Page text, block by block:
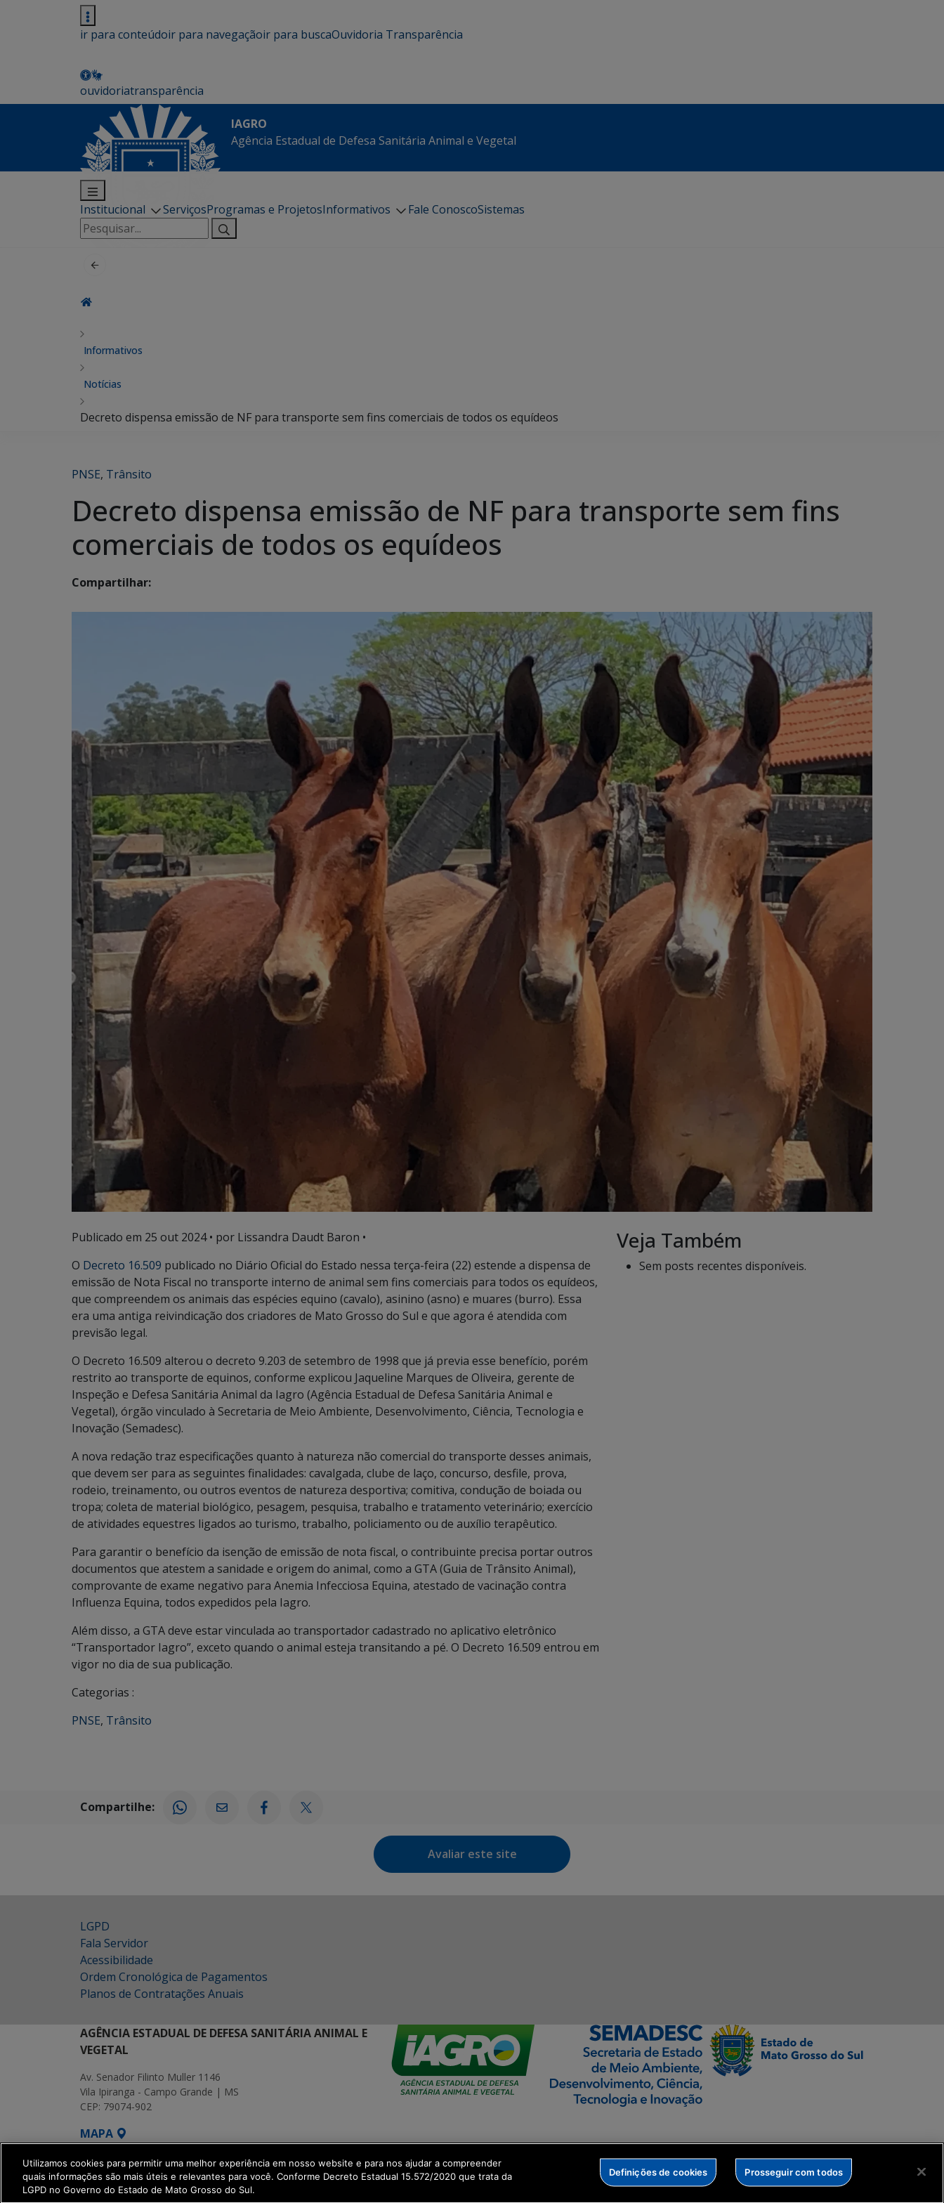
ir para conteúdoir para navegaçãoir para buscaOuvidoria Transparência
ouvidoriatransparência
IAGRO
Agência Estadual de Defesa Sanitária Animal e Vegetal
Institucional ServiçosProgramas e ProjetosInformativos Fale ConoscoSistemas
Pesquisar
por:
Informativos
Notícias
Decreto dispensa emissão de NF para transporte sem fins comerciais de todos os equídeos
PNSE, Trânsito
Decreto dispensa emissão de NF para transporte sem fins
comerciais de todos os equídeos
Compartilhar:
Publicado em 25 out 2024• por Lissandra Daudt Baron •
O Decreto 16.509 publicado no Diário Oficial do Estado nessa terça-feira (22) estende a dispensa de
emissão de Nota Fiscal no transporte interno de animal sem fins comerciais para todos os equídeos,
que compreendem os animais das espécies equino (cavalo), asinino (asno) e muares (burro). Essa
era uma antiga reivindicação dos criadores de Mato Grosso do Sul e que agora é atendida com
previsão legal.
O Decreto 16.509 alterou o decreto 9.203 de setembro de 1998 que já previa esse benefício, porém
restrito ao transporte de equinos, conforme explicou Jaqueline Marques de Oliveira, gerente de
Inspeção e Defesa Sanitária Animal da Iagro (Agência Estadual de Defesa Sanitária Animal e
Vegetal), órgão vinculado à Secretaria de Meio Ambiente, Desenvolvimento, Ciência, Tecnologia e
Inovação (Semadesc).
A nova redação traz especificações quanto à natureza não comercial do transporte desses animais,
que devem ser para as seguintes finalidades: cavalgada, clube de laço, concurso, desfile, prova,
rodeio, treinamento, ou outros eventos de natureza desportiva; comitiva, condução de boiada ou
tropa; coleta de material biológico, pesagem, pesquisa, trabalho e tratamento veterinário; exercício
de atividades equestres ligados ao turismo, trabalho, policiamento ou de auxílio terapêutico.
Para garantir o benefício da isenção de emissão de nota fiscal, o contribuinte precisa portar outros
documentos que atestem a sanidade e origem do animal, como a GTA (Guia de Trânsito Animal),
comprovante de exame negativo para Anemia Infecciosa Equina, atestado de vacinação contra
Influenza Equina, todos expedidos pela Iagro.
Além disso, a GTA deve estar vinculada ao transportador cadastrado no aplicativo eletrônico
“Transportador Iagro”, exceto quando o animal esteja transitando a pé. O Decreto 16.509 entrou em
vigor no dia de sua publicação.
Categorias :
PNSE, Trânsito
Veja Também
Sem posts recentes disponíveis.
Compartilhe:
Avaliar este site
LGPD
Fala Servidor
Acessibilidade
Ordem Cronológica de Pagamentos
Planos de Contratações Anuais
AGÊNCIA ESTADUAL DE DEFESA SANITÁRIA ANIMAL E
VEGETAL
Av. Senador Filinto Muller 1146
Vila Ipiranga - Campo Grande | MS
CEP: 79074-902
MAPA
SETDIG | Secretaria-Executiva de Transformação Digital
get_footer();
Utilizamos cookies para permitir uma melhor experiência em nosso website e para nos ajudar a compreender
quais informações são mais úteis e relevantes para você. Conforme Decreto Estadual 15.572/2020 que trata da
LGPD no Governo do Estado de Mato Grosso do Sul.
Definições de cookies Prosseguir com todos